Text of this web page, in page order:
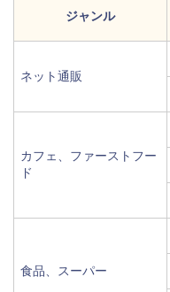
ジャンル
ネット通販
カフェ、ファーストフー
ド
食品、スーパー